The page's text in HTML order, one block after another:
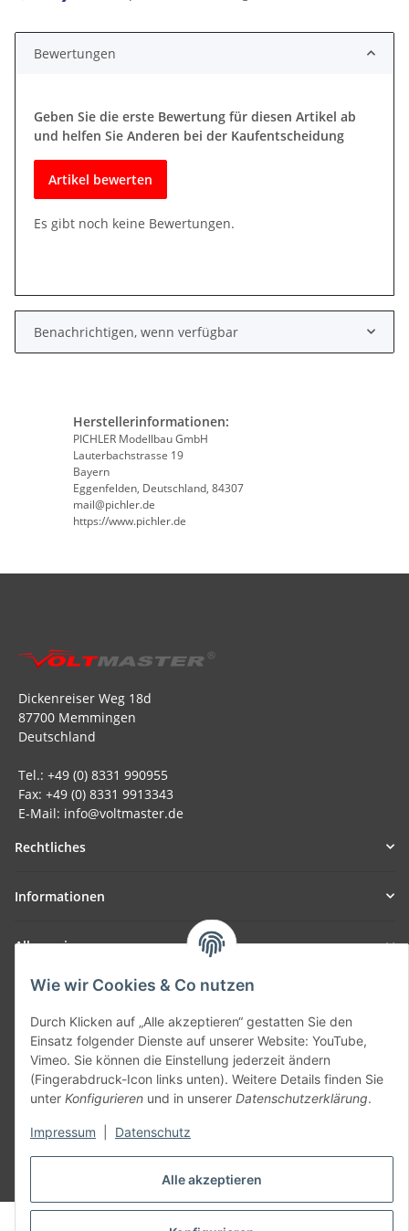
Alle akzeptieren
Wie wir Cookies & Co nutzen
Durch Klicken auf „Alle akzeptieren“ gestatten Sie den
Einsatz folgender Dienste auf unserer Website: YouTube,
Vimeo. Sie können die Einstellung jederzeit ändern
(Fingerabdruck-Icon links unten). Weitere Details finden Sie
unter Konfigurieren und in unserer Datenschutzerklärung.
Impressum Datenschutz
Bewertungen
Geben Sie die erste Bewertung für diesen Artikel ab
und helfen Sie Anderen bei der Kaufentscheidung
Artikel bewerten
Es gibt noch keine Bewertungen.
Benachrichtigen, wenn verfügbar
Herstellerinformationen:
PICHLER Modellbau GmbH
Lauterbachstrasse 19
Bayern
Eggenfelden, Deutschland, 84307
mail@pichler.de
https://www.pichler.de
Dickenreiser Weg 18d
87700 Memmingen
Deutschland
Tel.: +49 (0) 8331 990955
Fax: +49 (0) 8331 9913343
E-Mail: info@voltmaster.de
Rechtliches
Informationen
Allgemein
Teil unseres Netzwerks:
SmoliTec - Safety. Simplified. Worldwide. ( B2B Shop )
Vertrag widerrufen
* Alle Preise inkl. gesetzlicher USt., zzgl.Versand
© voltmaster.de